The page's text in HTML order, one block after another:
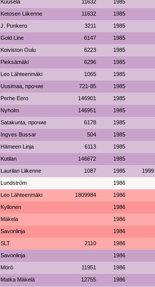
Kuusela 11632 1985
Ketosen Liikenne 11632 1985
J. Punkero 3211 1985
Gold Line 6147 1985
Koiviston Oulu 6223 1985
Pieksämäki 6296 1985
Leo Lähteenmäki 1065 1985
Uusimaa, прочие 721-85 1985
Perhe Eero 146901 1985
Nyholm 146951 1985
Satakunta, прочие 6178 1985
Ingves Bussar 504 1985
Hämeen Linja 6113 1985
Kutilan 146672 1985
Laurilan Liikenne 1087 1985 1999
Lundström 1986
Leo Lähteenmäki 1809984 1986
Kyllonen 1986
Mäkela 1986
Savonlinja 1986
SLT 2110 1986
Savonlinja 1986
Mörö 11951 1986
Matka Mäkelä 12755 1986